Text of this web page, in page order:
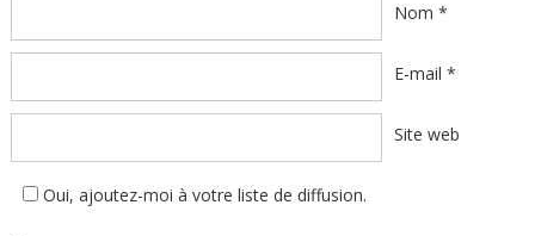
Nom *
E-mail *
Site web
Oui, ajoutez-moi à votre liste de diffusion.